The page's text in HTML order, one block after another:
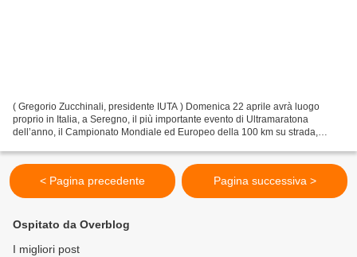
( Gregorio Zucchinali, presidente IUTA ) Domenica 22 aprile avrà luogo
proprio in Italia, a Seregno, il più importante evento di Ultramaratona
dell’anno, il Campionato Mondiale ed Europeo della 100 km su strada,
< Pagina precedente Pagina successiva >
Ospitato da Overblog
I migliori post